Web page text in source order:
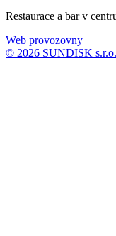
Restaurace a bar v
Web provozovny
© 2026 SUNDISK